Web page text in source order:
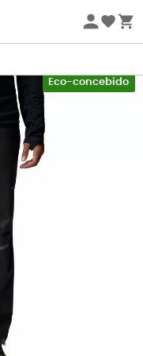
a partir de 2 produtos*
Eco-concebido
o vento começa a